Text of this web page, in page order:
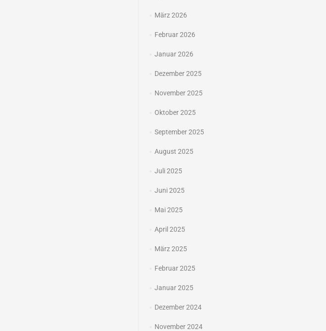
März 2026
Februar 2026
Januar 2026
Dezember 2025
November 2025
Oktober 2025
September 2025
August 2025
Juli 2025
Juni 2025
Mai 2025
April 2025
März 2025
Februar 2025
Januar 2025
Dezember 2024
November 2024